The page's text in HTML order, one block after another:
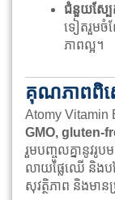
ជំនួយស្ប
ទៀតរួមចំ
ភាពល្អ។
គុណភាពពិស
Atomy Vitamin
GMO, gluten-
រួមបញ្ចូលគ្នានូវរូប
លាយផ្លែឈើ និងបន្
សុវត្ថិភាព និងមាន